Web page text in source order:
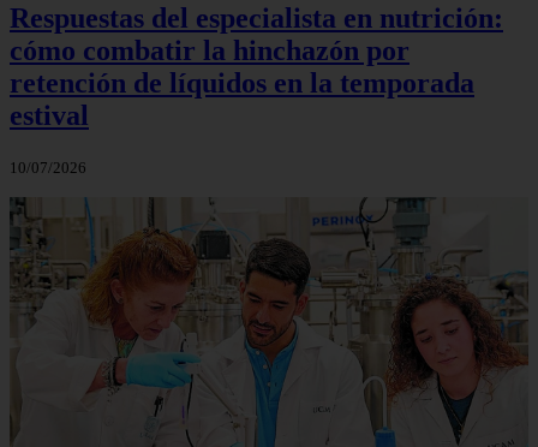
Respuestas del especialista en nutrición:
cómo combatir la hinchazón por
retención de líquidos en la temporada
estival
10/07/2026